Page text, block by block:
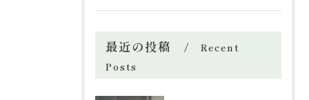
最近の投稿
Recent
Posts